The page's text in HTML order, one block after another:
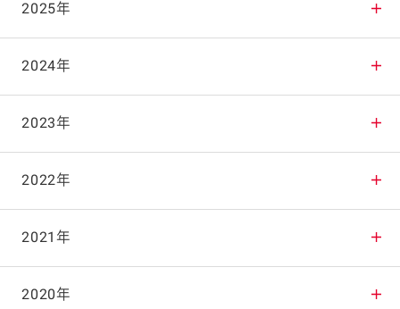
2025年
2025年12月
2025年11月
2025年10月
2025年9月
2025年8月
2024年
2024年12月
2024年11月
2024年10月
2024年9月
2023年
2023年12月
2023年11月
2023年10月
2022年
2022年12月
2022年11月
2021年
2021年12月
2020年